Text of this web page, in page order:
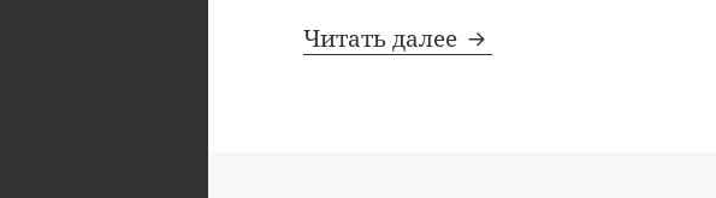
Читать далее Декабрьские